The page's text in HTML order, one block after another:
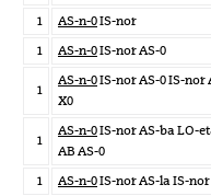
1
AS-n-0IS-nor
1
AS-n-0IS-nor AS-0
1
AS-n-0IS-nor AS-0 IS-nor
X0
1
AS-n-0IS-nor AS-ba LO-
AB AS-0
1
AS-n-0IS-nor AS-la IS-nor